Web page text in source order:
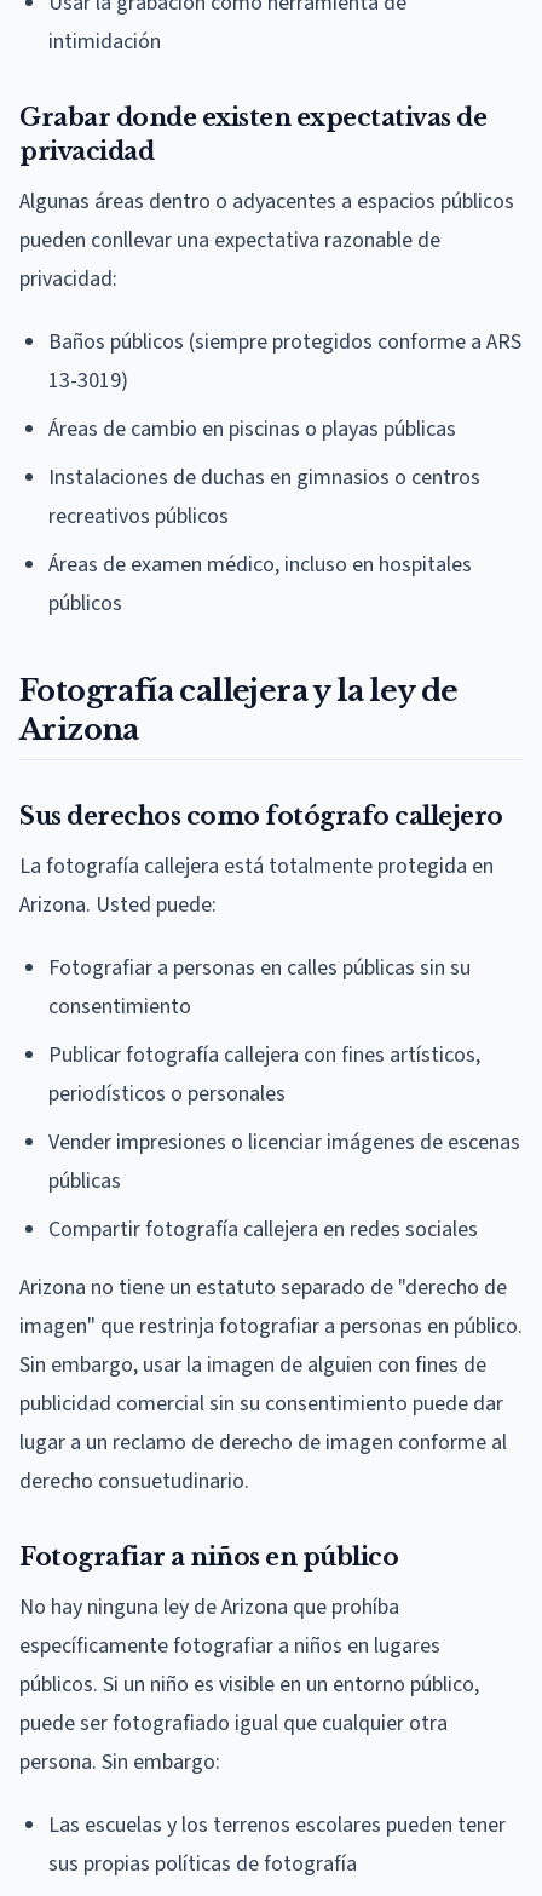
intimidación
Grabar donde existen expectativas de
privacidad
Algunas áreas dentro o adyacentes a espacios públicos
pueden conllevar una expectativa razonable de
privacidad:
Baños públicos (siempre protegidos conforme a ARS
13-3019)
Áreas de cambio en piscinas o playas públicas
Instalaciones de duchas en gimnasios o centros
recreativos públicos
Áreas de examen médico, incluso en hospitales
públicos
Fotografía callejera y la ley de
Arizona
Sus derechos como fotógrafo callejero
La fotografía callejera está totalmente protegida en
Arizona. Usted puede:
Fotografiar a personas en calles públicas sin su
consentimiento
Publicar fotografía callejera con fines artísticos,
periodísticos o personales
Vender impresiones o licenciar imágenes de escenas
públicas
Compartir fotografía callejera en redes sociales
Arizona no tiene un estatuto separado de "derecho de
imagen" que restrinja fotografiar a personas en público.
Sin embargo, usar la imagen de alguien con fines de
publicidad comercial sin su consentimiento puede dar
lugar a un reclamo de derecho de imagen conforme al
derecho consuetudinario.
Fotografiar a niños en público
No hay ninguna ley de Arizona que prohíba
específicamente fotografiar a niños en lugares
públicos. Si un niño es visible en un entorno público,
puede ser fotografiado igual que cualquier otra
persona. Sin embargo:
Las escuelas y los terrenos escolares pueden tener
sus propias políticas de fotografía